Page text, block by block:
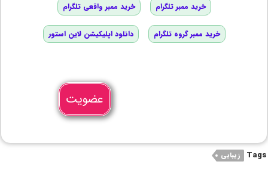
خرید ممبر تلگرام خرید ممبر واقعی تلگرام
خرید ممبر گروه تلگرام دانلود اپلیکیشن لاین استور
عضویت
Tags زیبایی